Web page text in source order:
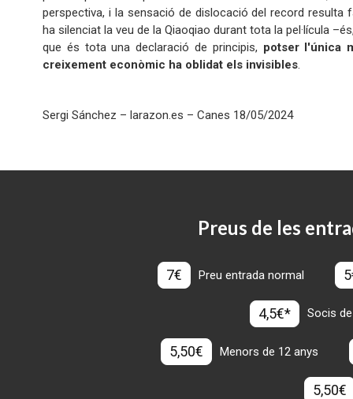
perspectiva, i la sensació de dislocació del record resulta
ha silenciat la veu de la Qiaoqiao durant tota la pel·lícula
que és tota una declaració de principis, potser l'única
creixement econòmic ha oblidat els invisibles.
Sergi Sánchez – larazon.es – Canes 18/05/2024
Preus de les
7€ Preu entrada normal
4,5€* Socis
5,50€ Menors de 12 anys
5,50€